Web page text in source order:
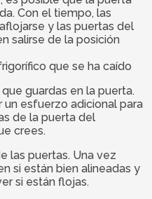
Con el tiempo, las
y las puertas del
salirse de la posición
que se ha caído
guardas en la puerta.
un esfuerzo adicional para
de la puerta del
crees.
las puertas. Una vez
si están bien alineadas y
si están flojas.